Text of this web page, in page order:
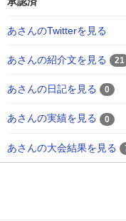
あさんのTwitterを見る
あさんの紹介文を見る 21
あさんの日記を見る 0
あさんの実績を見る 0
あさんの大会結果を見る